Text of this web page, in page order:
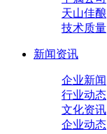
天山佳酿
技术质量
新闻资讯
企业新闻
行业动态
文化资讯
企业动态